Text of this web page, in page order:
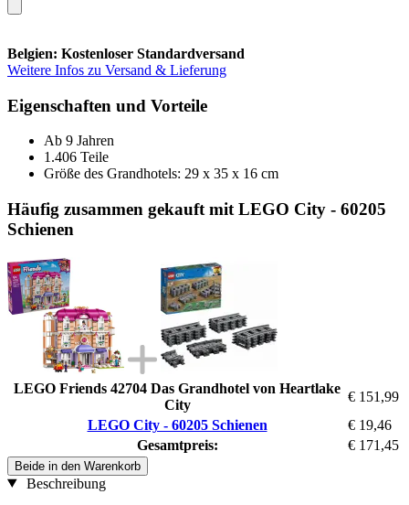
Belgien: Kostenloser Standardversand
Weitere Infos zu Versand & Lieferung
Eigenschaften und Vorteile
Ab 9 Jahren
1.406 Teile
Größe des Grandhotels: 29 x 35 x 16 cm
Häufig zusammen gekauft mit LEGO City - 60205
Schienen
LEGO Friends 42704 Das Grandhotel von Heartlake
City
€ 151,99
LEGO City - 60205 Schienen
€ 19,46
Gesamtpreis:
€ 171,45
Beide in den Warenkorb
Beschreibung